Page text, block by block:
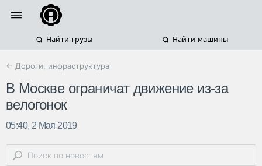
Найти грузы Найти машины
← Дороги, инфраструктура
В Москве ограничат движение из-за
велогонок
05:40, 2 Мая 2019